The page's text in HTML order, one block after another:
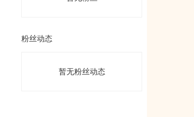
粉丝动态
暂无粉丝动态